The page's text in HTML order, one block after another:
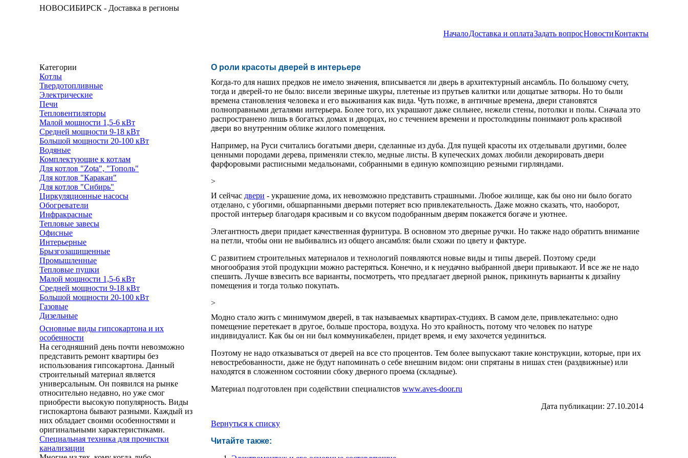
НОВОСИБИРСК - Доставка в регионы
НачалоДоставка и оплатаЗадать вопросНовостиКонтакты
Категории
Котлы
Твердотопливные
Электрические
Печи
Тепловентиляторы
Малой мощности 1,5-6 кВт
Средней мощности 9-18 кВт
Большой мощности 20-100 кВт
Водяные
Комплектующие к котлам
Для котлов "Zota", "Тополь"
Для котлов "Каракан"
Для котлов "Сибирь"
Циркуляционные насосы
Обогреватели
Инфракрасные
Тепловые завесы
Офисные
Интерьерные
Брызгозащищенные
Промышленные
Тепловые пушки
Малой мощности 1,5-6 кВт
Средней мощности 9-18 кВт
Большой мощности 20-100 кВт
Газовые
Дизельные
Основные виды гипсокартона и их
особенности
На сегодняшний день почти невозможно
представить ремонт квартиры без
использования гипсокартона. Данный
строительный материал является
универсальным. Он появился на рынке
относительно недавно, но уже смог
приобрести высокую популярность. Виды
гиспокартона бывают разными. Каждый из
них обладает своими особенностями и
оригинальными характеристиками.
Специальная техника для прочистки
канализации
О роли красоты дверей в интерьере
Когда-то для наших предков не имело значения, вписывается ли дверь в архитектурный ансамбль. По большому счету,
тогда и дверей-то не было: висели звериные шкуры, плетеные из прутьев калитки или дощатые затворы. Но то были
времена становления человека и его выживания как вида. Чуть позже, в античные времена, двери становятся
полноправными деталями интерьера. Более того, их украшают даже сильнее, нежели стены, потолки и полы. Сначала это
распространено лишь в богатых домах и дворцах, но с течением времени и простолюдины понимают роль красивой
двери во внутренним облике жилого помещения.
Например, на Руси считались богатыми двери, сделанные из дуба. Для пущей красоты их отделывали другими, более
ценными породами дерева, применяли стекло, медные листы. В купеческих домах любили декорировать двери
фарфоровыми расписными медальонами, собранными в единую композицию резными гирляндами.
>
И сейчас двери - украшение дома, их невозможно представить страшными. Любое жилище, как бы оно ни было богато
отделано, с убогими, обшарпанными дверьми потеряет всю привлекательность. Даже можно сказать, что, наоборот,
простой интерьер благодаря красивым и со вкусом подобранным дверям покажется богаче и уютнее.
Элегантность двери придает качественная фурнитура. В основном это дверные ручки. Но также надо обратить внимание
на петли, чтобы они не выбивались из общего ансамбля: были схожи по цвету и фактуре.
С развитием строительных материалов и технологий появляются новые виды и типы дверей. Поэтому среди
многообразия этой продукции можно растеряться. Конечно, и к неудачно выбранной двери привыкают. И все же не надо
спешить. Лучше взвесить все варианты, посмотреть, что предлагает дверной рынок, прикинуть варианты к дизайну
помещения и тогда только покупать.
>
Модно стало жить с минимумом дверей, в так называемых квартирах-студиях. В самом деле, привлекательно: одно
помещение перетекает в другое, больше простора, воздуха. Но это крайность, потому что человек по натуре
индивидуалист. Как бы он ни был коммуникабелен, придет время, и ему захочется уединиться.
Поэтому не надо отказываться от дверей на все сто процентов. Тем более выпускают такие конструкции, которые, при их
невостребованности, даже не будут напоминать о себе внешним видом: они спрятаны в нишах стен (раздвижные) или
находятся в сложенном состоянии сбоку дверного проема (складные).
Материал подготовлен при содействии специалистов www.aves-door.ru
Дата публикации: 27.10.2014
Вернуться к списку
Читайте также: